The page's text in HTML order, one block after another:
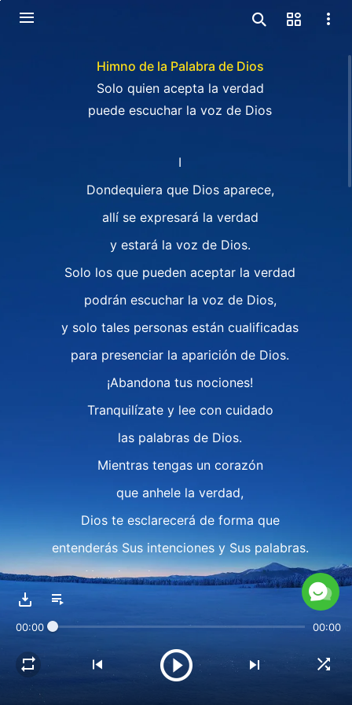
Himno de la Palabra de Dios
Solo quien acepta la verdad
puede escuchar la voz de Dios
I
Dondequiera que Dios aparece,
allí se expresará la verdad
y estará la voz de Dios.
Solo los que pueden aceptar la verdad
podrán escuchar la voz de Dios,
y solo tales personas están cualificadas
para presenciar la aparición de Dios.
¡Abandona tus nociones!
Tranquilízate y lee con cuidado
las palabras de Dios.
Mientras tengas un corazón
que anhele la verdad,
Dios te esclarecerá de forma que
entenderás Sus intenciones y Sus palabras.
¡Abandonad vuestros argumentos
Cuanto más crea la gente que algo es imposible,
más factible es que ocurra,
porque la sabiduría de Dios
00:00 00:00